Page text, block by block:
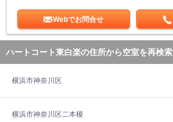
Webでお問合せ
ハートコート東白楽の住所から空室を再検索
横浜市神奈川区
横浜市神奈川区二本榎